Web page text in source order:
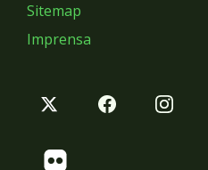
Sitemap
Imprensa